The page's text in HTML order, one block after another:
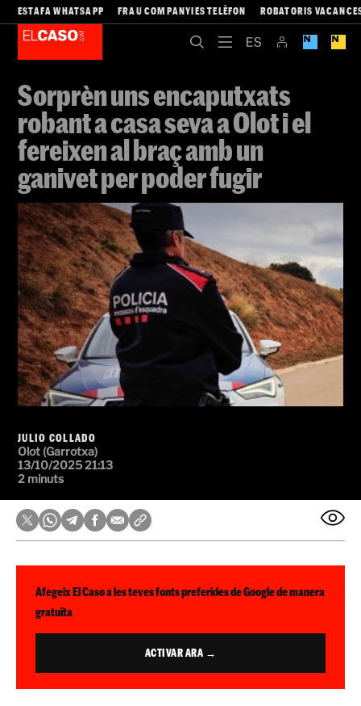
ESTAFA WHATSAPP FRAU COMPANYIES TELÈFON ROBATORIS
Sorprèn uns encaputxats
robant a casa seva a Olot i el
fereixen al braç amb un
ganivet per poder fugir
JULIO COLLADO
Olot (Garrotxa)
13/10/2025 21:13
2 minuts
Afegeix El Caso a les teves fonts preferides de Google de manera
gratuïta
ACTIVAR ARA →